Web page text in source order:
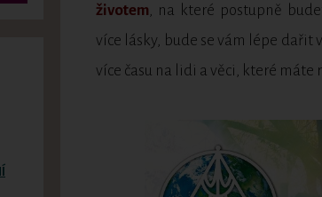
životem , na které postupně
více lásky, bude se vám lépe dařit
více času na lidi a věci, které máte